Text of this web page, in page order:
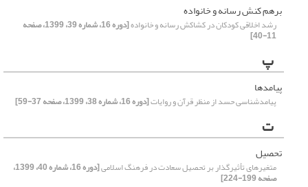
برهم‏ کنش رسانه و خانواده
رشد اخلاقی کودکان در کشاکش رسانه و خانواده [دوره 16، شماره 39، 1399، صفحه
11-40]
پ
پیامدها
پیامدشناسی حسد از منظر قرآن و روایات[دوره 16، شماره 38، 1399، صفحه 37-59]
ت
تحصیل
متغیرهای تأثیرگذار بر تحصیل سعادت در فرهنگ اسلامی [دوره 16، شماره 40، 1399،
صفحه 199-224]